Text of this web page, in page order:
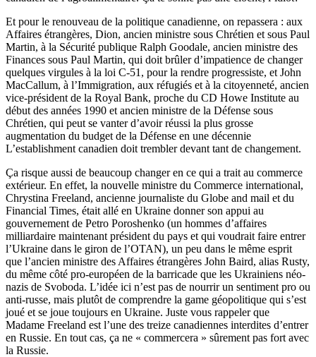
Et pour le renouveau de la politique canadienne, on repassera : aux
Affaires étrangères, Dion, ancien ministre sous Chrétien et sous Paul
Martin, à la Sécurité publique Ralph Goodale, ancien ministre des
Finances sous Paul Martin, qui doit brûler d’impatience de changer
quelques virgules à la loi C-51, pour la rendre progressiste, et John
MacCallum, à l’Immigration, aux réfugiés et à la citoyenneté, ancien
vice-président de la Royal Bank, proche du CD Howe Institute au
début des années 1990 et ancien ministre de la Défense sous
Chrétien, qui peut se vanter d’avoir réussi la plus grosse
augmentation du budget de la Défense en une décennie
L’establishment canadien doit trembler devant tant de changement.
Ça risque aussi de beaucoup changer en ce qui a trait au commerce
extérieur. En effet, la nouvelle ministre du Commerce international,
Chrystina Freeland, ancienne journaliste du Globe and mail et du
Financial Times, était allé en Ukraine donner son appui au
gouvernement de Petro Poroshenko (un hommes d’affaires
milliardaire maintenant président du pays et qui voudrait faire entrer
l’Ukraine dans le giron de l’OTAN), un peu dans le même esprit
que l’ancien ministre des Affaires étrangères John Baird, alias Rusty,
du même côté pro-européen de la barricade que les Ukrainiens néo-
nazis de Svoboda. L’idée ici n’est pas de nourrir un sentiment pro ou
anti-russe, mais plutôt de comprendre la game géopolitique qui s’est
joué et se joue toujours en Ukraine. Juste vous rappeler que
Madame Freeland est l’une des treize canadiennes interdites d’entrer
en Russie. En tout cas, ça ne « commercera » sûrement pas fort avec
la Russie.